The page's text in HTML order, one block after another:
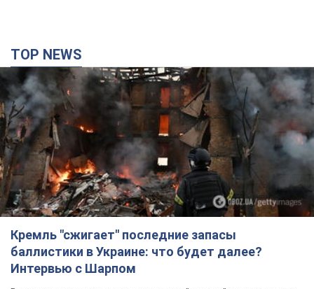
баллистики в Украине: что будет далее?
Интервью с Шарпом
В июле страна-агрессор установила "рекорд" по количеству
запущенных по Украине баллистических ракет
3 години тому 34,3 т.
В Екатеринбурге атакован склад Wildberries:
есть попадания, поднялся дым. Фото и видео
Россиянам не помогла даже работа ПВО
3 години тому
С 1 сентября украинским учителям повысят